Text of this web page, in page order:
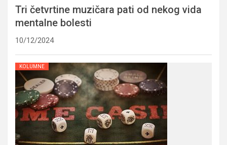
Tri četvrtine muzičara pati od nekog vida
mentalne bolesti
10/12/2024
KOLUMNE